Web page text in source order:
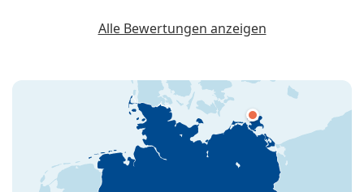
Alle Bewertungen anzeigen